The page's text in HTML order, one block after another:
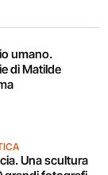
umano.
di Matilde
Una scultura